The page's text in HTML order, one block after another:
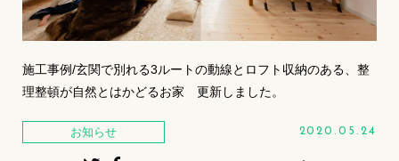
施工事例/玄関で別れる3ルートの動線とロフト収納のある、整
理整頓が自然とはかどるお家 更新しました。
お知らせ 2020.05.24